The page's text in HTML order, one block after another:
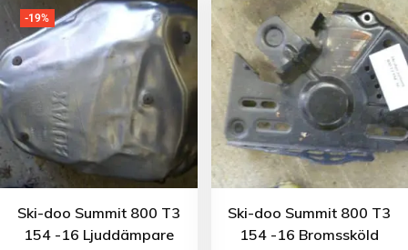
-19%
Ski-doo Summit 800 T3
154 -16 Ljuddämpare
Ski-doo Summit 800 T3
154 -16 Bromssköld